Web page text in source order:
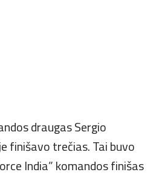
draugas Sergio
finišavo trečias. Tai buvo
India” komandos finišas